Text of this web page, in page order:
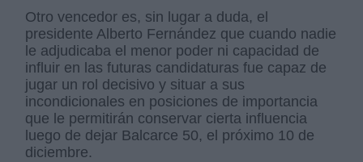
Otro vencedor es, sin lugar a duda, el
presidente Alberto Fernández que cuando nadie
le adjudicaba el menor poder ni capacidad de
influir en las futuras candidaturas fue capaz de
jugar un rol decisivo y situar a sus
incondicionales en posiciones de importancia
que le permitirán conservar cierta influencia
luego de dejar Balcarce 50, el próximo 10 de
diciembre.